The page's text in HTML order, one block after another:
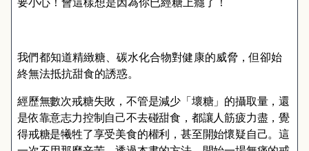
要小心！會這樣想是因為你已經糖上癮了！
我們都知道精緻糖、碳水化合物對健康的威脅，但卻始
終無法抵抗甜食的誘惑。
經歷無數次戒糖失敗，不管是減少「壞糖」的攝取量，還
是依靠意志力控制自己不去碰甜食，都讓人筋疲力盡，覺
得戒糖是犧牲了享受美食的權利，甚至開始懷疑自己。這